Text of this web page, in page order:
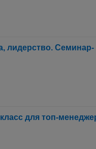
лидерство. Семинар-
для топ-